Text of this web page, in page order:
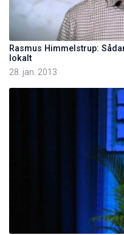
Rasmus Himmelstrup:
lokalt
28. jan. 2013